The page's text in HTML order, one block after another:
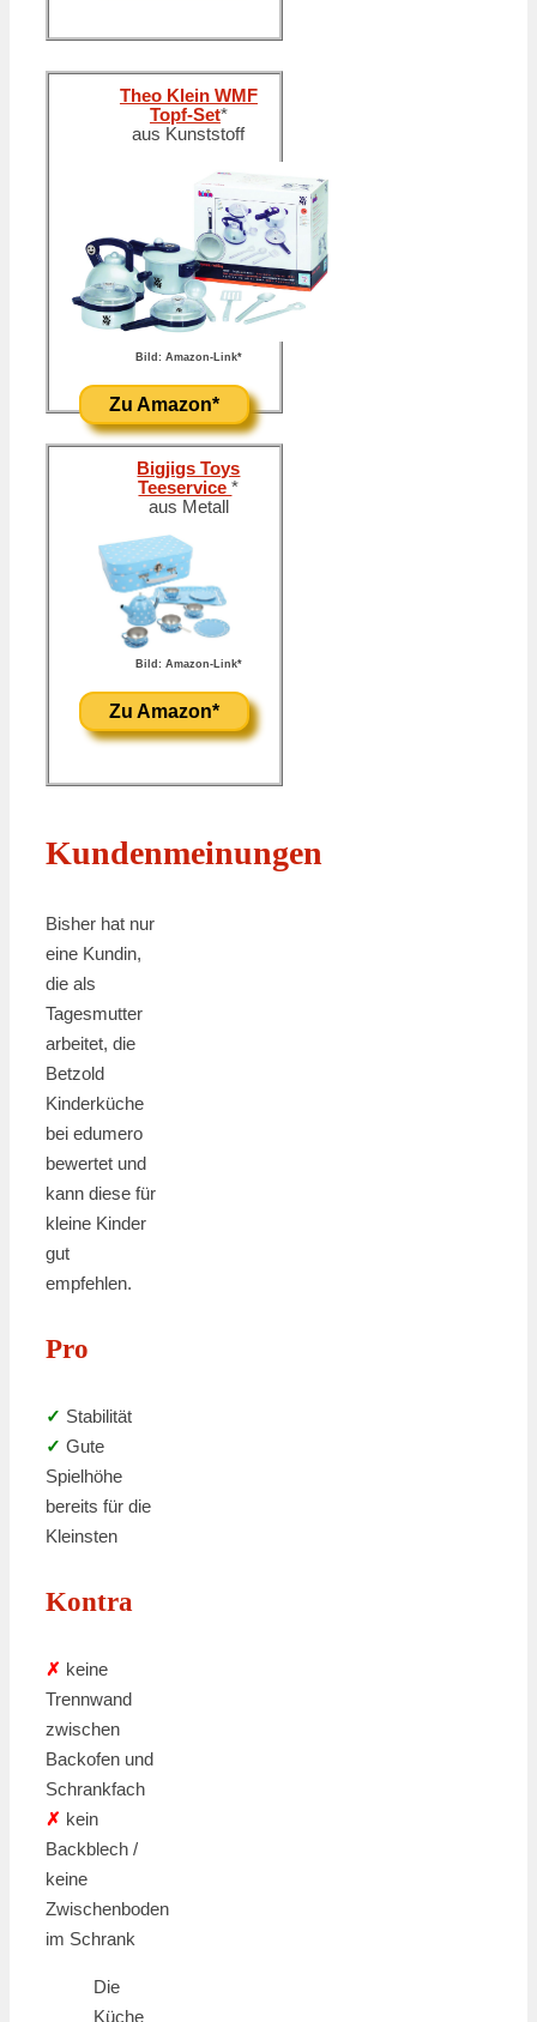
Theo Klein WMF
Topf-Set*
aus Kunststoff
Bild: Amazon-Link*
Zu Amazon*
Bigjigs Toys
Teeservice*
aus Metall
Bild: Amazon-Link*
Zu Amazon*
Kundenmeinungen
Bisher hat nur
eine Kundin,
die als
Tagesmutter
arbeitet, die
Betzold
Kinderküche
bei edumero
bewertet und
kann diese für
kleine Kinder
gut
empfehlen.
Pro
✓ Stabilität
✓ Gute
Spielhöhe
bereits für die
Kleinsten
Kontra
✗ keine
Trennwand
zwischen
Backofen und
Schrankfach
✗ kein
Backblech /
keine
Zwischenboden
im Schrank
Die
Küche